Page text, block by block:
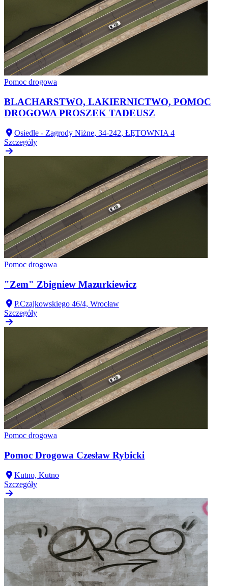
Pomoc drogowa
BLACHARSTWO, LAKIERNICTWO, POMOC
DROGOWA PROSZEK TADEUSZ
Osiedle - Zagrody Niżne, 34-242, ŁĘTOWNIA 4
Szczegóły
Pomoc drogowa
"Zem" Zbigniew Mazurkiewicz
P.Czajkowskiego 46/4, Wrocław
Szczegóły
Pomoc drogowa
Pomoc Drogowa Czesław Rybicki
Kutno, Kutno
Szczegóły